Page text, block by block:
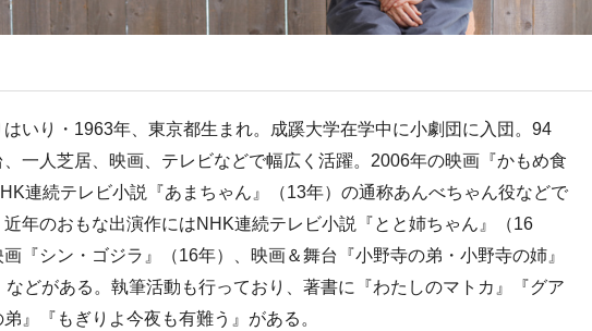
はいり・1963年、東京都生まれ。成蹊大学在学中に小劇団に入団。94
一人芝居、映画、テレビなどで幅広く活躍。2006年の映画『かもめ食
連続テレビ小説『あまちゃん』（13年）の通称あんべちゃん役などで
近年のおもな出演作にはNHK連続テレビ小説『とと姉ちゃん』（16
『シン・ゴジラ』（16年）、映画＆舞台『小野寺の弟・小野寺の姉』
などがある。執筆活動も行っており、著書に『わたしのマトカ』『グア
』『もぎりよ今夜も有難う』がある。